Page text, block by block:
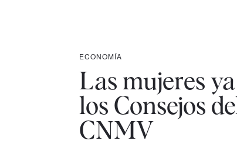
ECONOMÍA
Las mujeres
los Consejos
CNMV